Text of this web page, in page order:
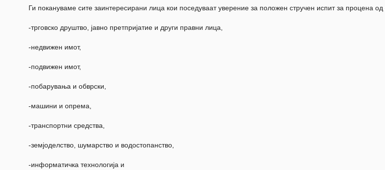
Ги покануваме сите заинтересирани лица кои поседуваат уверение за положен стручен испит за процена од
-трговско друштво, јавно претпријатие и други правни лица,
-недвижен имот,
-подвижен имот,
-побарувања и обврски,
-машини и опрема,
-транспортни средства,
-земјоделство, шумарство и водостопанство,
-информатичка технологија и